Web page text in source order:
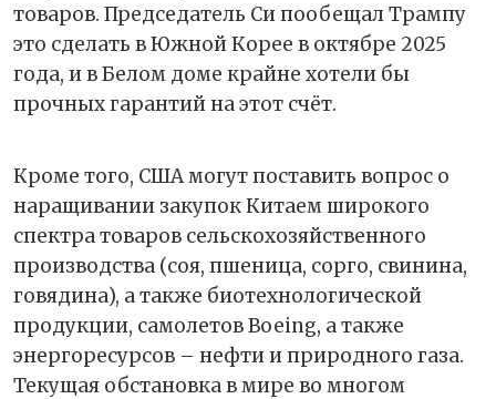
товаров. Председатель Си пообещал Трампу
это сделать в Южной Корее в октябре 2025
года, и в Белом доме крайне хотели бы
прочных гарантий на этот счёт.
Кроме того, США могут поставить вопрос о
наращивании закупок Китаем широкого
спектра товаров сельскохозяйственного
производства (соя, пшеница, сорго, свинина,
говядина), а также биотехнологической
продукции, самолетов Boeing, а также
энергоресурсов – нефти и природного газа.
Текущая обстановка в мире во многом